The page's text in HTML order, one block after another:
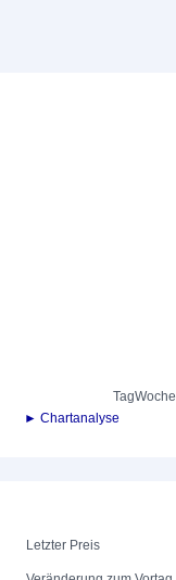
TagWoche
► Chartanalyse
Letzter Preis